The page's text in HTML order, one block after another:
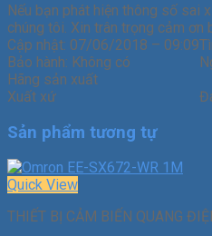
Nếu bạn phát hiện thông số sai
chúng tôi. Xin trân trọng cảm ơn
Cập nhật: 07/06/2018 – 09:09
Bảo hành: Không có
Hãng sản xuất
Xuất xứ
Sản phẩm tương tự
Quick View
THIẾT BỊ CẢM BIẾN QUANG